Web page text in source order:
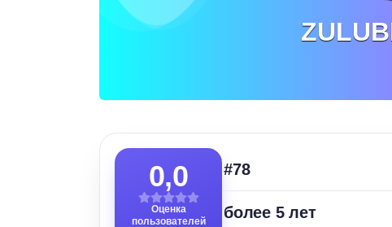
0,0
Оценка
пользователей
#78
более 5 лет